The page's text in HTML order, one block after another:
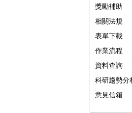
獎勵補助
相關法規
表單下載
作業流程
資料查詢
科研趨勢分
意見信箱